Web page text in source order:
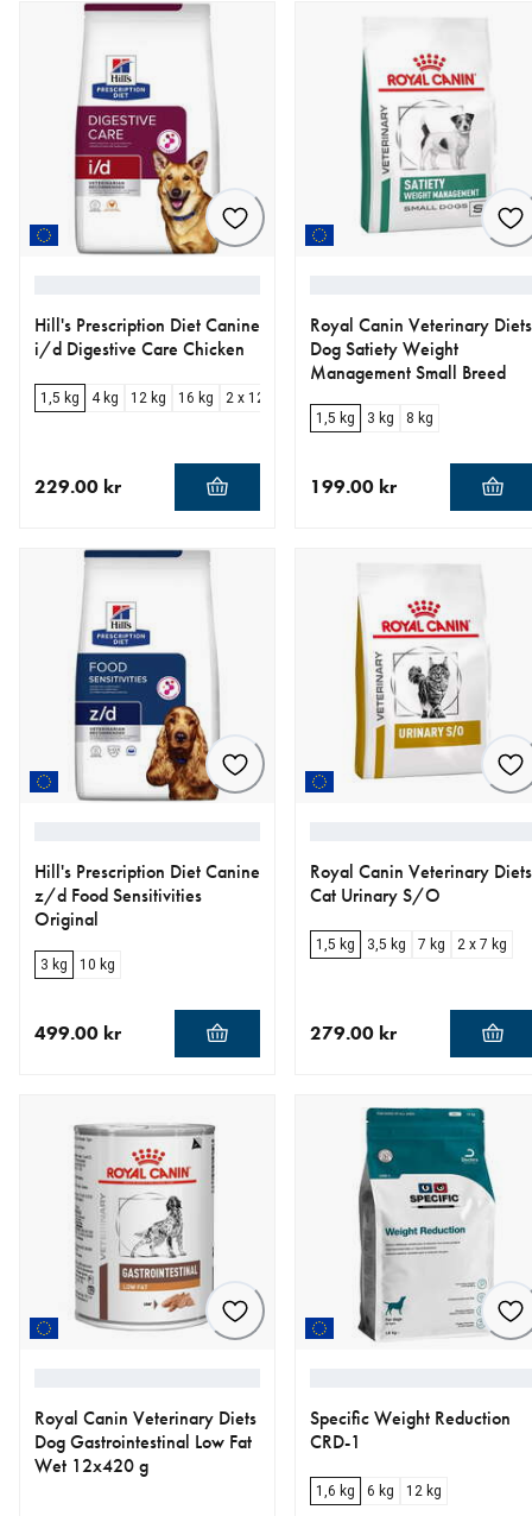
Hill's Prescription Diet Canine
i/d Digestive Care Chicken
1,5 kg 4 kg 12 kg 16 kg 2 x 12 kg
229.00 kr
Royal Canin Veterinary Diets
Dog Satiety Weight
Management Small Breed
1,5 kg 3 kg 8 kg
199.00 kr
Hill's Prescription Diet Canine
z/d Food Sensitivities
Original
3 kg 10 kg
499.00 kr
Royal Canin Veterinary Diets
Cat Urinary S/O
1,5 kg 3,5 kg 7 kg 2 x 7 kg
279.00 kr
Royal Canin Veterinary Diets
Dog Gastrointestinal Low Fat
Wet 12x420 g
Specific Weight Reduction
CRD-1
1,6 kg 6 kg 12 kg